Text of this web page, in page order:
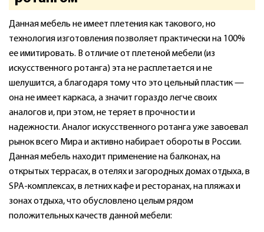
Данная мебель не имеет плетения как такового, но
технология изготовления позволяет практически на 100%
ее имитировать. В отличие от плетеной мебели (из
искусственного ротанга) эта не расплетается и не
шелушится, а благодаря тому что это цельный пластик —
она не имеет каркаса, а значит гораздо легче своих
аналогов и, при этом, не теряет в прочности и
надежности. Аналог искусственного ротанга уже завоевал
рынок всего Мира и активно набирает обороты в России.
Данная мебель находит применение на балконах, на
открытых террасах, в отелях и загородных домах отдыха, в
SPA-комплексах, в летних кафе и ресторанах, на пляжах и
зонах отдыха, что обусловлено целым рядом
положительных качеств данной мебели: